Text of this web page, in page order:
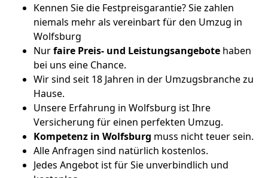
Kennen Sie die Festpreisgarantie? Sie zahlen
niemals mehr als vereinbart für den Umzug in
Wolfsburg
Nurfaire Preis- und Leistungsangebote haben
bei uns eine Chance.
Wir sind seit 18 Jahren in der Umzugsbranche zu
Hause.
Unsere Erfahrung in Wolfsburg ist Ihre
Versicherung für einen perfekten Umzug.
Kompetenz in Wolfsburg muss nicht teuer sein.
Alle Anfragen sind natürlich kostenlos.
Jedes Angebot ist für Sie unverbindlich und